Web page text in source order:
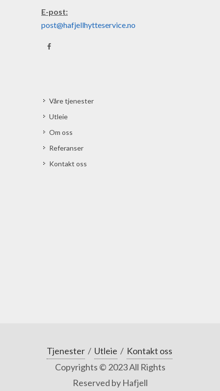
E-post:
post@hafjellhytteservice.no
Våre tjenester
Utleie
Om oss
Referanser
Kontakt oss
Tjenester / Utleie / Kontakt oss
Copyrights © 2023 All Rights
Reserved by Hafjell